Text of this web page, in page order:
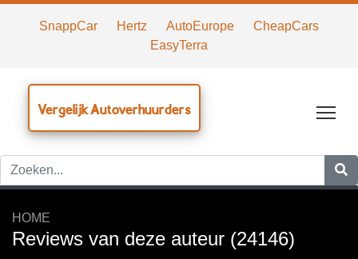
SnappCar Hertz AutoEurope
CheapCars
EasyTerra
Vergelijk Autoverhuurders
HOME
Reviews van deze auteur (24146)